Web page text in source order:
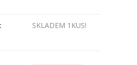
SKLADEM 1KUS!